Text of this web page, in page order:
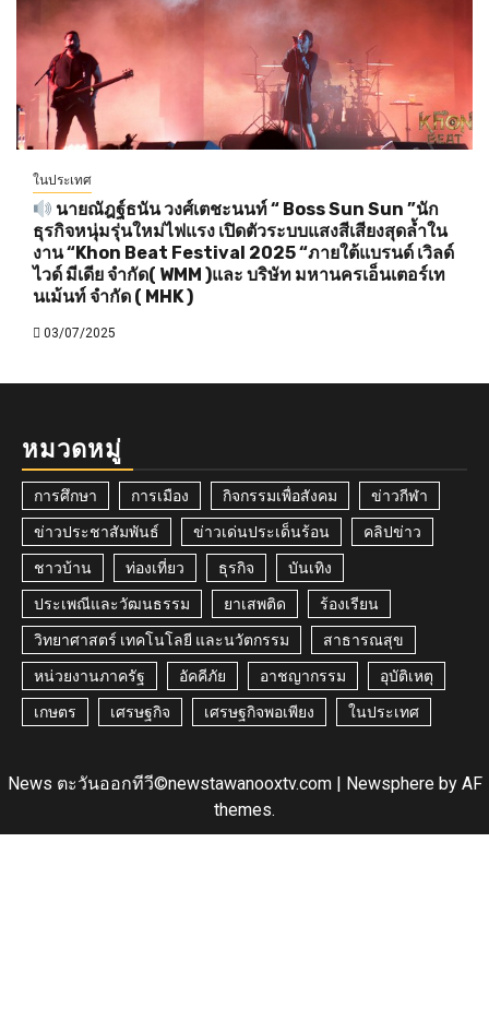
ในประเทศ
นายณัฎฐ์ธนัน วงศ์เตชะนนท์ “ Boss Sun Sun ”นัก
ธุรกิจหนุ่มรุ่นใหม่ไฟแรง เปิดตัวระบบแสงสีเสียงสุดล้ำใน
งาน “Khon Beat Festival 2025 “ภายใต้แบรนด์ เวิลด์
ไวด์ มีเดีย จำกัด( WMM )และ บริษัท มหานครเอ็นเตอร์เท
นเม้นท์ จำกัด ( MHK )
03/07/2025
หมวดหมู่
การศึกษา การเมือง กิจกรรมเพื่อสังคม ข่าวกีฬา
ข่าวประชาสัมพันธ์ ข่าวเด่นประเด็นร้อน คลิปข่าว
ชาวบ้าน ท่องเที่ยว ธุรกิจ บันเทิง
ประเพณีและวัฒนธรรม ยาเสพติด ร้องเรียน
วิทยาศาสตร์ เทคโนโลยี และนวัตกรรม สาธารณสุข
หน่วยงานภาครัฐ อัคคีภัย อาชญากรรม อุบัติเหตุ
เกษตร เศรษฐกิจ เศรษฐกิจพอเพียง ในประเทศ
News ตะวันออกทีวี©newstawanooxtv.com | Newsphereby AF
themes.